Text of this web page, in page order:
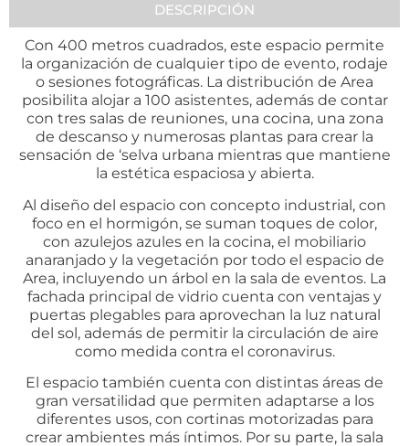
DESCRIPCIÓN
Con 400 metros cuadrados, este espacio permite
la organización de cualquier tipo de evento, rodaje
o sesiones fotográficas. La distribución de Area
posibilita alojar a 100 asistentes, además de contar
con tres salas de reuniones, una cocina, una zona
de descanso y numerosas plantas para crear la
sensación de ‘selva urbana mientras que mantiene
la estética espaciosa y abierta.
Al diseño del espacio con concepto industrial, con
foco en el hormigón, se suman toques de color,
con azulejos azules en la cocina, el mobiliario
anaranjado y la vegetación por todo el espacio de
Area, incluyendo un árbol en la sala de eventos. La
fachada principal de vidrio cuenta con ventajas y
puertas plegables para aprovechan la luz natural
del sol, además de permitir la circulación de aire
como medida contra el coronavirus.
El espacio también cuenta con distintas áreas de
gran versatilidad que permiten adaptarse a los
diferentes usos, con cortinas motorizadas para
crear ambientes más íntimos. Por su parte, la sala